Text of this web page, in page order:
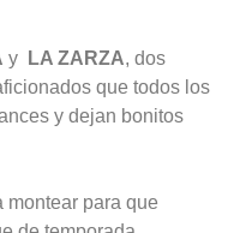
y LA ZARZA, dos
que todos los
y dejan bonitos
montear para que